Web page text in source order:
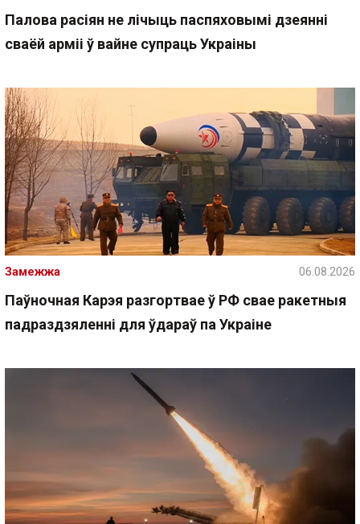
Палова расіян не лічыць паспяховымі дзеянні
сваёй арміі ў вайне супраць Украіны
Паўночная Карэя разгортвае ў РФ свае ракетныя
падраздзяленні для ўдараў па Украіне
Замежжа 06.08.2026